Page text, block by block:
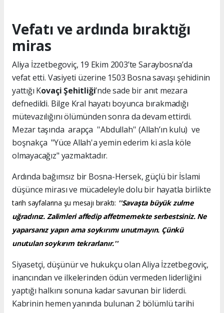
Vefatı ve ardında bıraktığı
miras
Aliya İzzetbegoviç, 19 Ekim 2003’te Saraybosna’da
vefat etti. Vasiyeti üzerine 1503 Bosna savaşı şehidinin
yattığı Kovaçi Şehitliği’nde sade bir anıt mezara
defnedildi. Bilge Kral hayatı boyunca bırakmadığı
mütevazılığını ölümünden sonra da devam ettirdi.
Mezar taşında arapça ''Abdullah'' (Allah’ın kulu) ve
boşnakça "Yüce Allah'a yemin ederim ki asla köle
olmayacağız" yazmaktadır.
Ardında bağımsız bir Bosna-Hersek, güçlü bir İslami
düşünce mirası ve mücadeleyle dolu bir hayatla birlikte
tarih sayfalarına şu mesajı bıraktı: ''Savaşta büyük zulme
uğradınız. Zalimleri affedip affetmemekte serbestsiniz. Ne
yaparsanız yapın ama soykırımı unutmayın. Çünkü
unutulan soykırım tekrarlanır.''
Siyasetçi, düşünür ve hukukçu olan Aliya İzzetbegoviç,
inancından ve ilkelerinden ödün vermeden liderliğini
yaptığı halkını sonuna kadar savunan bir liderdi.
Kabrinin hemen yanında bulunan 2 bölümlü tarihi